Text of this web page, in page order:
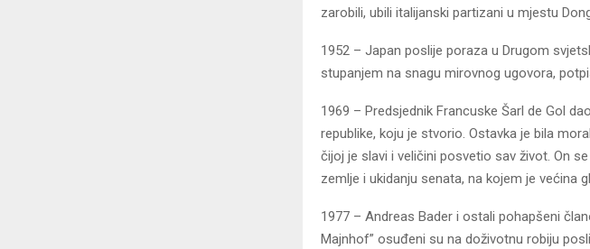
zarobili, ubili italijanski partizani u mjestu
1952 – Japan poslije poraza u Drugom
stupanjem na snagu mirovnog ugovora,
1969 – Predsjednik Francuske Šarl de Gol
republike, koju je stvorio. Ostavka je bila
čijoj je slavi i veličini posvetio sav život. On
zemlje i ukidanju senata, na kojem je većina
1977 – Andreas Bader i ostali pohapšeni
Majnhof” osuđeni su na doživotnu robiju